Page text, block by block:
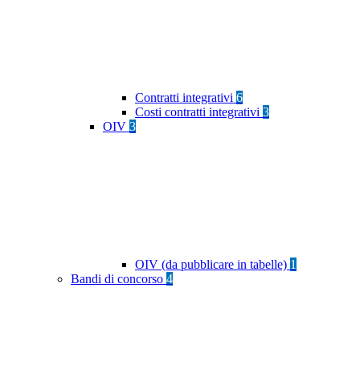
Contratti integrativi 6
Costi contratti integrativi 3
OIV 3
OIV (da pubblicare in tabelle) 1
Bandi di concorso 4